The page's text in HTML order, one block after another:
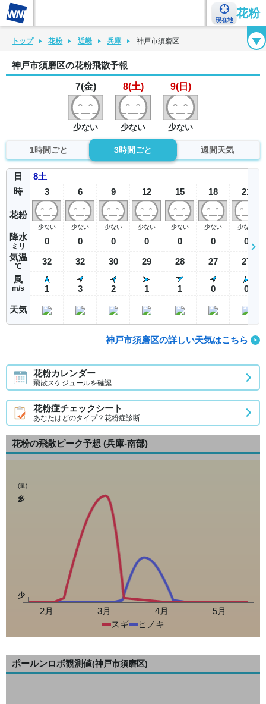
現在地
花粉
花粉カレンダー 花粉図鑑 花粉症チェックシート 花粉症ハンドブック
トップ 花粉 近畿 兵庫 神戸市須磨区
神戸市須磨区の花粉飛散予報
7(金)
少ない
8(土)
少ない
9(日)
少ない
1時間ごと 3時間ごと 週間天気
日
時
花粉
降水
ミリ
気温
℃
風
m/s
天気
8土
3
少ない
0
32
1
6
少ない
0
32
3
9
少ない
0
30
2
12
少ない
0
29
1
15
少ない
0
28
1
18
少ない
0
27
0
21
少ない
0
27
0
神戸市須磨区の詳しい天気はこちら
花粉カレンダー
飛散スケジュールを確認
花粉症チェックシート
あなたはどのタイプ？花粉症診断
花粉の飛散ピーク予想 (兵庫-南部)
(量)
多
少
2月 3月 4月
5月
スギ
ヒノキ
ポールンロボ観測値(神戸市須磨区)